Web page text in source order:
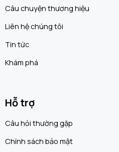
Câu chuyện thương hiệu
Liên hệ chúng tôi
Tin tức
Khám phá
Hỗ trợ
Câu hỏi thường gặp
Chính sách bảo mật